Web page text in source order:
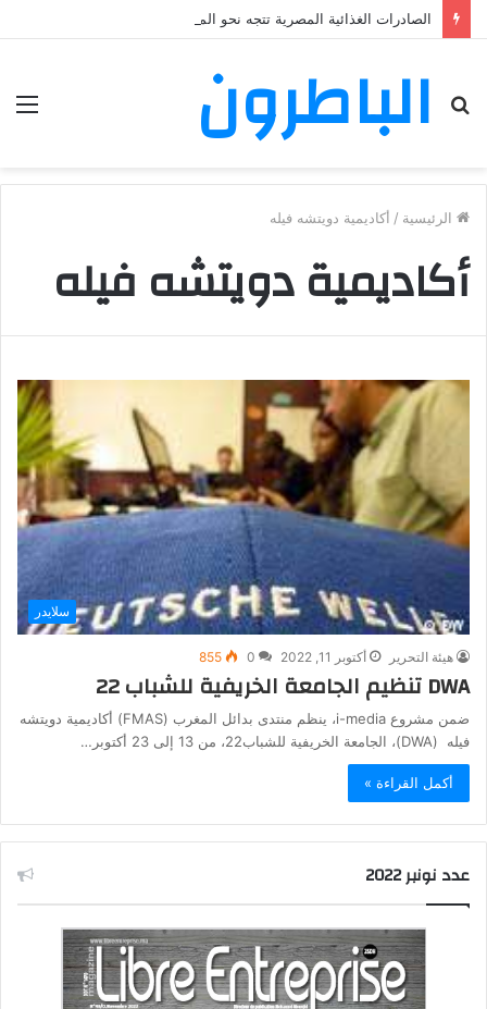
الصادرات الغذائية المصرية تتجه نحو المغرب في حملة توسع جديدة
الباطرون
الرئيسية / أكاديمية دويتشه فيله
أكاديمية دويتشه فيله
سلايدر
هيئة التحرير أكتوبر 11, 2022 0
855
DWA تنظيم الجامعة الخريفية للشباب 22
ضمن مشروع i-media، ينظم منتدى بدائل المغرب (FMAS) أكاديمية دويتشه
فيله (DWA)، الجامعة الخريفية للشباب22، من 13 إلى 23 أكتوبر…
أكمل القراءة »
عدد نونبر 2022